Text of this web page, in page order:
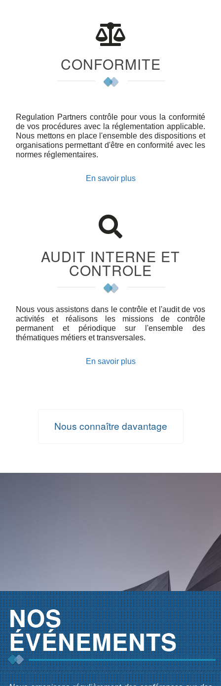
CONFORMITE
Regulation Partners contrôle pour vous la conformité
de vos procédures avec la réglementation applicable.
Nous mettons en place l'ensemble des dispositions et
organisations permettant d'être en conformité avec les
normes réglementaires.
En savoir plus
AUDIT INTERNE ET
CONTROLE
Nous vous assistons dans le contrôle et l'audit de vos
activités et réalisons les missions de contrôle
permanent et périodique sur l'ensemble des
thématiques métiers et transversales.
En savoir plus
Nous connaître davantage
NOS
ÉVÉNEMENTS